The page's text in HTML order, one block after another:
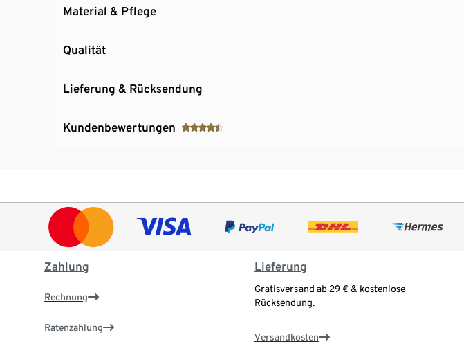
Material & Pflege
Qualität
Lieferung & Rücksendung
Kundenbewertungen
Zahlung
Rechnung
Ratenzahlung
Lieferung
Gratisversand ab 29 € & kostenlose
Rücksendung.
Versandkosten